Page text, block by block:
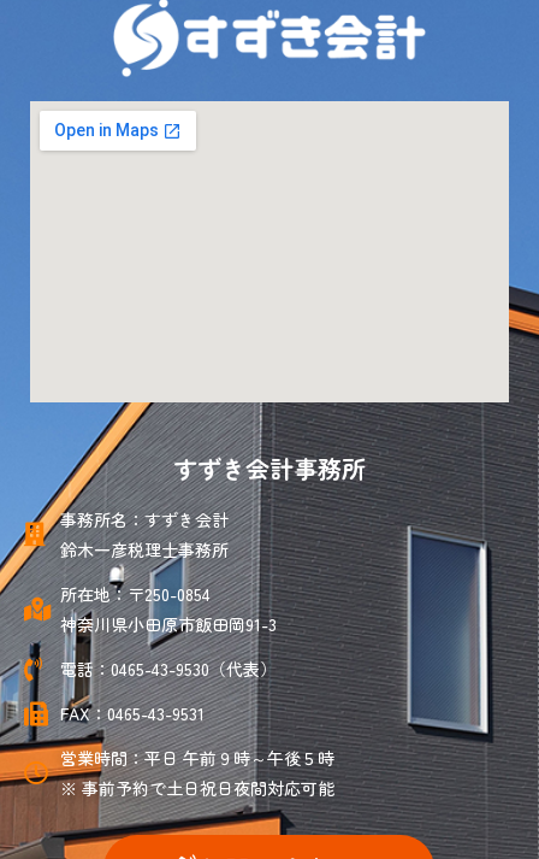
すずき会計事務所
事務所名：すずき会計
鈴木一彦税理士事務所
所在地：〒250-0854
神奈川県小田原市飯田岡91-3
電話：0465-43-9530（代表）
FAX：0465-43-9531
営業時間：平日 午前９時～午後５時
※ 事前予約で土日祝日夜間対応可能